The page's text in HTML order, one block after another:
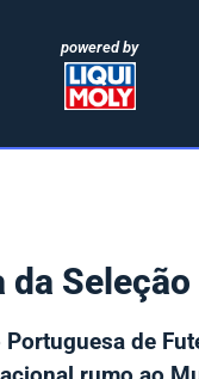
powered by
Seleção
de